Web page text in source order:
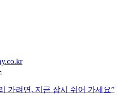
가려면, 지금 잠시 쉬어 가세요”